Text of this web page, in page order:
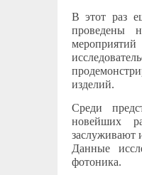
В этот раз
проведены
изделий.
Среди
новейших
заслуживают
Данные
фотоника.